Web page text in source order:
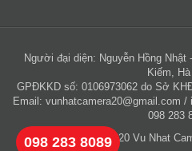
Người đại diện: Nguyễn Hồng
Kiếm, Hà
GPĐKKD số: 0106973062 do Sở
Email: vunhatcamera20@gmail.com /
098 283
Copyright © 2020 Vu Nhat
098 283 8089